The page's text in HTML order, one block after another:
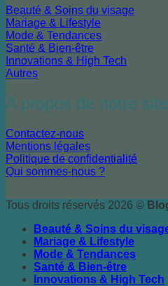
Beauté & Soins du visage
Mariage & Lifestyle
Mode & Tendances
Santé & Bien-être
Innovations & High Tech
Autres
A propos de notre site
Contactez-nous
Mentions légales
Politique de confidentialité
Qui sommes-nous ?
Tous droits réservés 2026 ©
Beauté & Soins du
Mariage & Lifestyle
Mode & Tendances
Santé & Bien-être
Innovations & High Tech